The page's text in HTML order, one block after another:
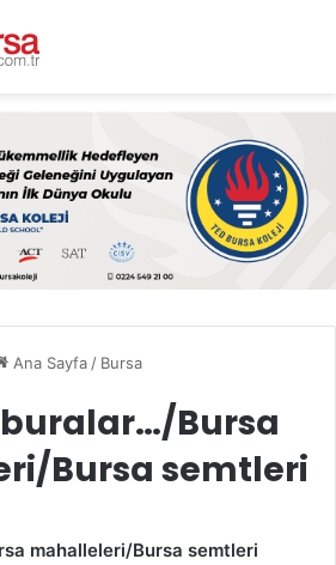
Ana Sayfa/ Bursa
buralar…/Bursa
Bursa semtleri
mahalleleri/Bursa semtleri